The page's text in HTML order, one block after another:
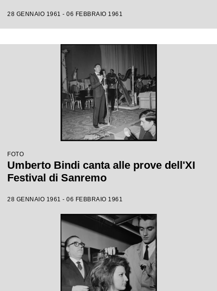
28 GENNAIO 1961 - 06 FEBBRAIO 1961
FOTO
Umberto Bindi canta alle prove dell'XI
Festival di Sanremo
28 GENNAIO 1961 - 06 FEBBRAIO 1961